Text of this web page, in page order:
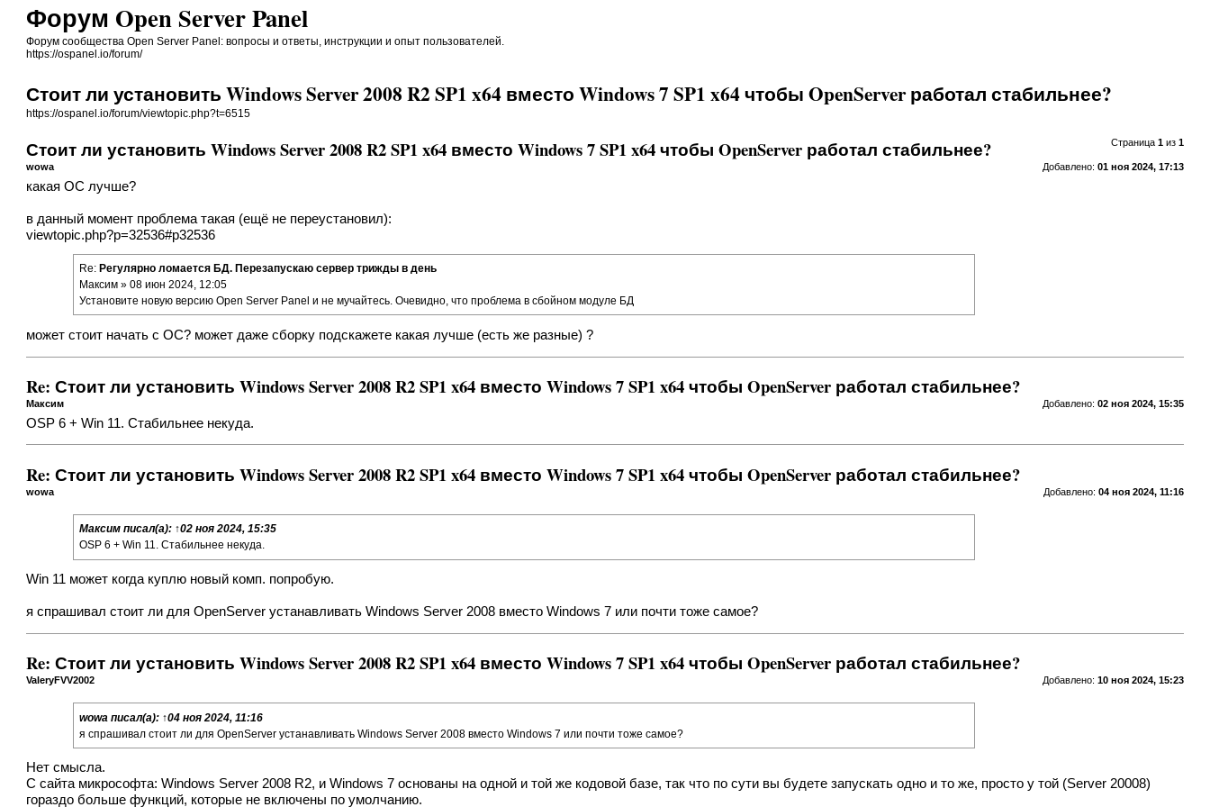
Форум Open Server Panel
Форум сообщества Open Server Panel: вопросы и ответы, инструкции и опыт пользователей.
https://ospanel.io/forum/
Стоит ли установить Windows Server 2008 R2 SP1 x64 вместо Windows 7 SP1 x64 чтобы OpenServer работал стабильнее?
https://ospanel.io/forum/viewtopic.php?t=6515
Страница 1из 1
Стоит ли установить Windows Server 2008 R2 SP1 x64 вместо Windows 7 SP1 x64 чтобы OpenServer работал стабильнее?
Добавлено: 01 ноя 2024, 17:13
wowa
какая ОС лучше?
в данный момент проблема такая (ещё не переустановил):
viewtopic.php?p=32536#p32536
Re: Регулярно ломается БД. Перезапускаю сервер трижды в день
Максим » 08 июн 2024, 12:05
Установите новую версию Open Server Panel и не мучайтесь. Очевидно, что проблема в сбойном модуле БД
может стоит начать с ОС? может даже сборку подскажете какая лучше (есть же разные) ?
Re: Стоит ли установить Windows Server 2008 R2 SP1 x64 вместо Windows 7 SP1 x64 чтобы OpenServer работал стабильнее?
Добавлено: 02 ноя 2024, 15:35
Максим
OSP 6 + Win 11. Стабильнее некуда.
Re: Стоит ли установить Windows Server 2008 R2 SP1 x64 вместо Windows 7 SP1 x64 чтобы OpenServer работал стабильнее?
Добавлено: 04 ноя 2024, 11:16
wowa
Максимписал(а): ↑02 ноя 2024, 15:35
OSP 6 + Win 11. Стабильнее некуда.
Win 11 может когда куплю новый комп. попробую.
я спрашивал стоит ли для OpenServer устанавливать Windows Server 2008 вместо Windows 7 или почти тоже самое?
Re: Стоит ли установить Windows Server 2008 R2 SP1 x64 вместо Windows 7 SP1 x64 чтобы OpenServer работал стабильнее?
Добавлено: 10 ноя 2024, 15:23
ValeryFVV2002
wowa писал(а): ↑04 ноя 2024, 11:16
я спрашивал стоит ли для OpenServer устанавливать Windows Server 2008 вместо Windows 7 или почти тоже самое?
Нет смысла.
С сайта микрософта: Windows Server 2008 R2, и Windows 7 основаны на одной и той же кодовой базе, так что по сути вы будете запускать одно и то же, просто у той (Server 20008)
гораздо больше функций, которые не включены по умолчанию.